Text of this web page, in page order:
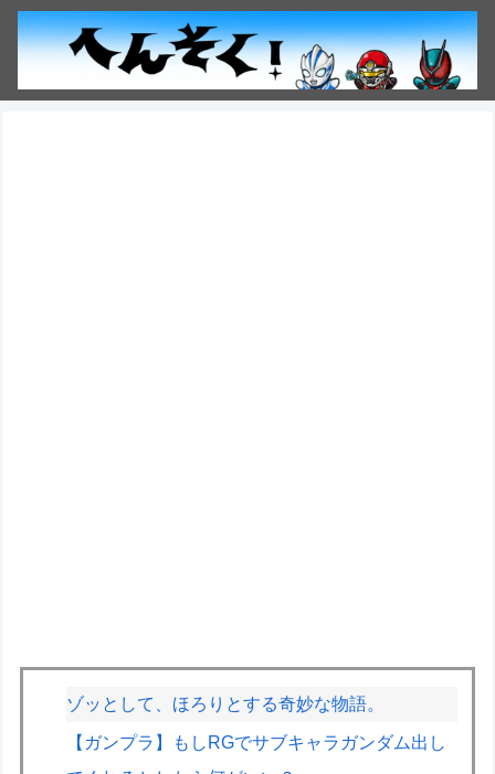
ゾッとして、ほろりとする奇妙な物語。
【ガンプラ】もしRGでサブキャラガンダム出し